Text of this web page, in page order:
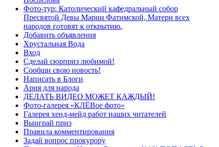
Фото-тур: Католический кафедральный собор
Пресвятой Девы Марии Фатимской, Матери всех
народов готовят к открытию.
Добавить объявления
Хрустальная Вода
Вход
Сделай сюрприз любимой!
Сообщи свою новость!
Написать в Блоги
Ария для народа
ДЕЛАТЬ ВИДЕО МОЖЕТ КАЖДЫЙ!
Фото-галерея «КЛЁВое фото»
Галерея хенд-мейд работ наших читателей
Выиграй приз
Правила комментирования
Задай вопрос прокурору